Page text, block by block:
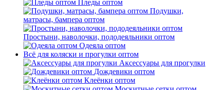
Пледы оптом
Подушки,
матрасы, бампера оптом
Простыни, наволочки, пододеяльники оптом
Одеяла оптом
Всё для коляски и прогулки оптом
Аксессуары для прогулки
Дождевики оптом
Клеёнки оптом